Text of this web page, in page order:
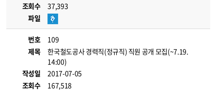
조회수
37,393
파일
번호
109
제목
한국철도공사 경력직(정규직) 직원 공개 모집(~7.19.
14:00)
작성일
2017-07-05
조회수
167,518